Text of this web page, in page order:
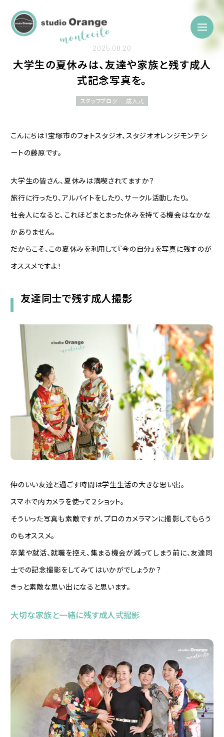
2025.08.20
大学生の夏休みは、友達や家族と残す成人
式記念写真を。
スタッフブログ 成人式
こんにちは！宝塚市のフォトスタジオ、スタジオオレンジモンテシ
ートの藤原です。
大学生の皆さん、夏休みは満喫されてますか？
旅行に行ったり、アルバイトをしたり、サークル活動したり。
社会人になると、これほどまとまった休みを持てる機会はなかな
かありません。
だからこそ、この夏休みを利用して『今の自分』を写真に残すのが
オススメですよ！
友達同士で残す成人撮影
仲のいい友達と過ごす時間は学生生活の大きな思い出。
スマホで内カメラを使って２ショット。
そういった写真も素敵ですが、プロのカメラマンに撮影してもらう
のもオススメ。
卒業や就活、就職を控え、集まる機会が減ってしまう前に、友達同
士での記念撮影をしてみてはいかがでしょうか？
きっと素敵な思い出になると思います。
大切な家族と一緒に残す成人式撮影